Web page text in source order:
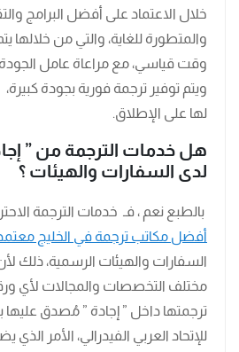
خلال الاعتماد على أفضل البرامج
والمتطورة للغاية، والتي من خلالها
وقت قياسي، مع مراعاة عامل الجودة
ويتم توفير ترجمة فورية بجودة كبيرة،
لها على الإطلاق.
هل خدمات الترجمة من ”
لدى السفارات والهيئات ؟
بالطبع نعم ، فـ خدمات الترجمة
أفضل مكاتب ترجمة في الخليج
السفارات والهيئات الرسمية، ذلك
مختلف التخصصات والمجالات لأي
ترجمتها داخل ” إجادة ” مُصدق عليها
للإتحاد العربي الفيدرالي، الأمر